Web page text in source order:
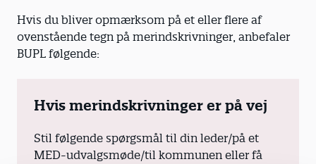
Hvis du bliver opmærksom på et eller flere af
ovenstående tegn på merindskrivninger, anbefaler
BUPL følgende:
Hvis merindskrivninger er på vej
Stil følgende spørgsmål til din leder/på et
MED-udvalgsmøde/til kommunen eller få